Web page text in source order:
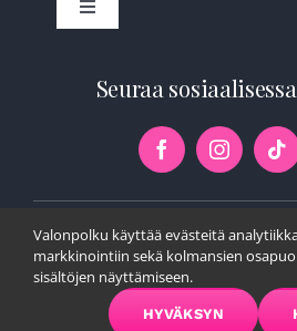
Toggle
Tulkinta
Seuraa
© Copyright 2026 | Valonpolku |
Tietosuoja
Valonpolku käyttää evästeitä
markkinointiin sekä kolmansien
sisältöjen näyttämiseen.
HYVÄKSYN